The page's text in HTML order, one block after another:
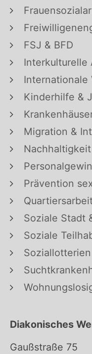
FSJ & BFD
Interkulturelle
Internationale
Kinderhilfe &
Migration &
Nachhaltigkeit
Prävention
Soziale Stadt
Soziale
Soziallotterien
Diakonisches
Gaußstraße 75